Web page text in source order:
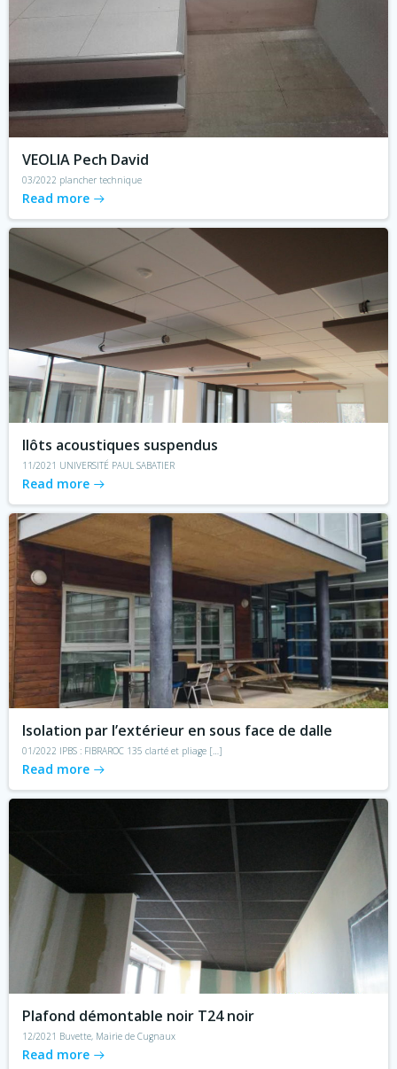
VEOLIA Pech David
03/2022 plancher technique
Read more
Ilôts acoustiques suspendus
11/2021 UNIVERSITÉ PAUL SABATIER
Read more
Isolation par l’extérieur en sous face de dalle
01/2022 IPBS : FIBRAROC 135 clarté et pliage […]
Read more
Plafond démontable noir T24 noir
12/2021 Buvette, Mairie de Cugnaux
Read more